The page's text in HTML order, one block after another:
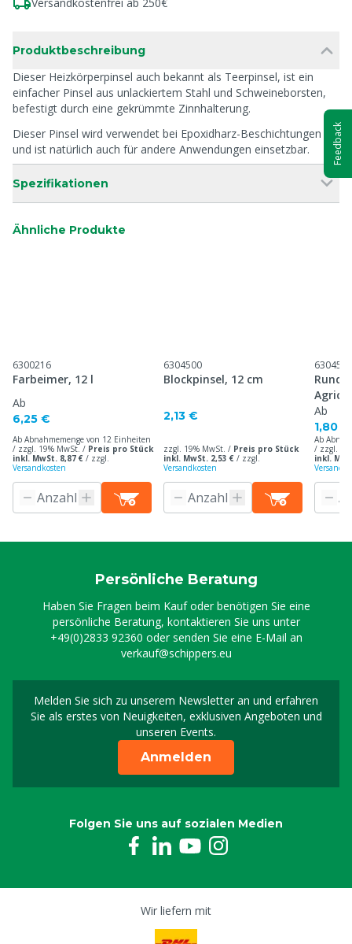
Produktbeschreibung
Dieser Heizkörperpinsel auch bekannt als Teerpinsel, ist ein
einfacher Pinsel aus unlackiertem Stahl und Schweineborsten,
befestigt durch eine gekrümmte Zinnhalterung.
Dieser Pinsel wird verwendet bei Epoxidharz-Beschichtungen
und ist natürlich auch für andere Anwendungen einsetzbar.
Spezifikationen
Ähnliche Produkte
6300216
Farbeimer, 12 l
Ab
6,25 €
Ab Abnahmemenge von 12 Einheiten
/ zzgl. 19% MwSt. / Preis pro Stück
inkl. MwSt. 8,87 € / zzgl.
Versandkosten
6304500
Blockpinsel, 12 cm
2,13 €
zzgl. 19% MwSt. / Preis pro Stück
inkl. MwSt. 2,53 € / zzgl.
Versandkosten
6304584
Ab
1,80 €
Ab
/ zzgl.
inkl.
Persönliche Beratung
Haben Sie Fragen beim Kauf oder benötigen Sie eine
persönliche Beratung, kontaktieren Sie uns unter
+49(0)2833 92360 oder senden Sie eine E-Mail an
verkauf@schippers.eu
Melden Sie sich zu unserem Newsletter an und erfahren
Sie als erstes von Neuigkeiten, exklusiven Angeboten und
unseren Events.
Melden Sie sich für
Anmelden
Folgen Sie uns auf sozialen Medien
Wir liefern mit
Feedback